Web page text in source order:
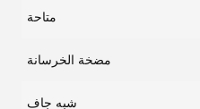
متاحة
مضخة الخرسانة
شبه جاف